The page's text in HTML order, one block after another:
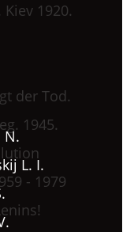
1920.
der Tod.
1945.
N.
L. I.
- 1979